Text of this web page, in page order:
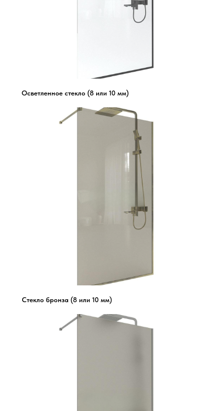
Осветленное стекло (8 или 10 мм)
Стекло бронза (8 или 10 мм)